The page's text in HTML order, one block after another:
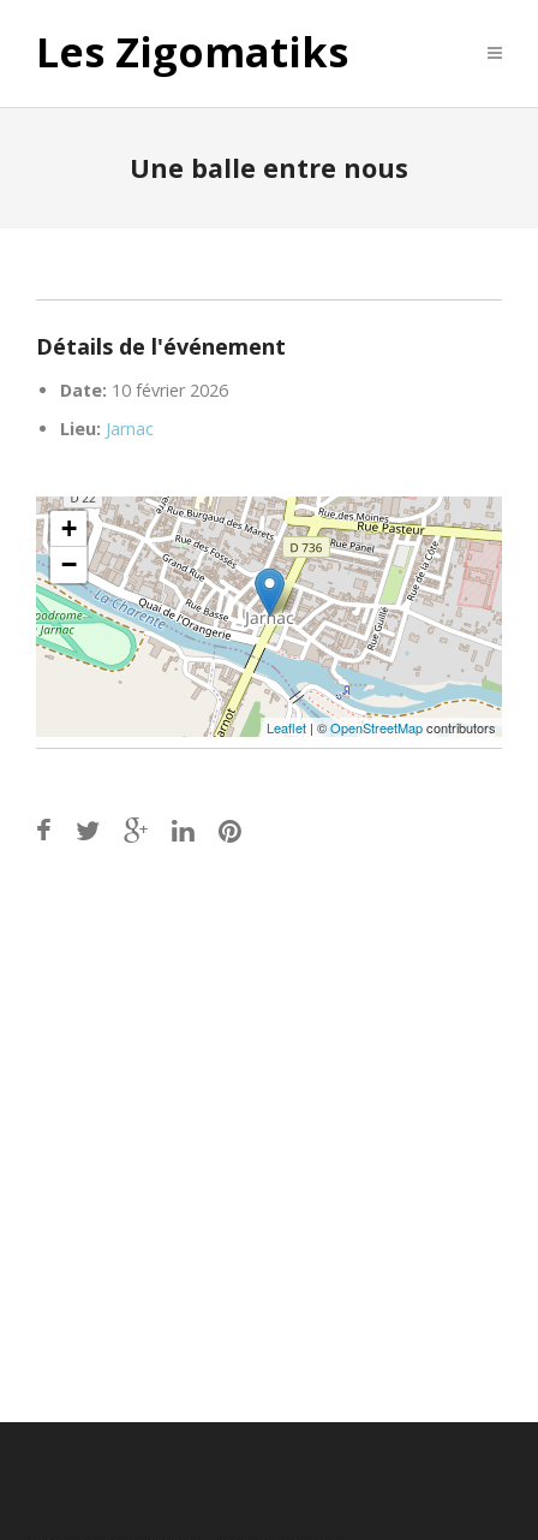
Les Zigomatiks
Une balle entre nous
Détails de l'événement
Date: 10 février 2026
Lieu: Jarnac
+
−
Leaflet | ©OpenStreetMapcontributors